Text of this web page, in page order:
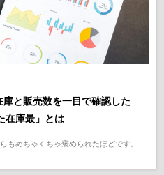
と販売数を一目で確認した
在庫最」とは
もめちゃくちゃ褒められたほどです。..